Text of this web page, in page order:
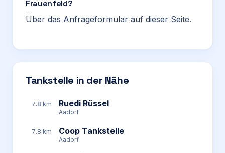
Frauenfeld?
Über das Anfrageformular auf dieser Seite.
Tankstelle in der Nähe
7.8 km Ruedi Rüssel
Aadorf
7.8 km Coop Tankstelle
Aadorf